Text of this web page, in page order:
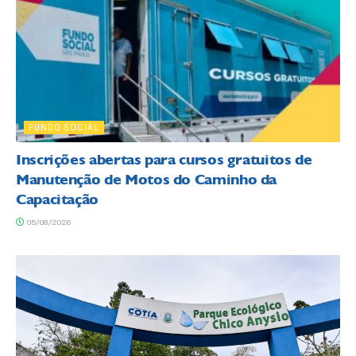
FUNDO SOCIAL
Inscrições abertas para cursos gratuitos de
Manutenção de Motos do Caminho da
Capacitação
05/08/2026